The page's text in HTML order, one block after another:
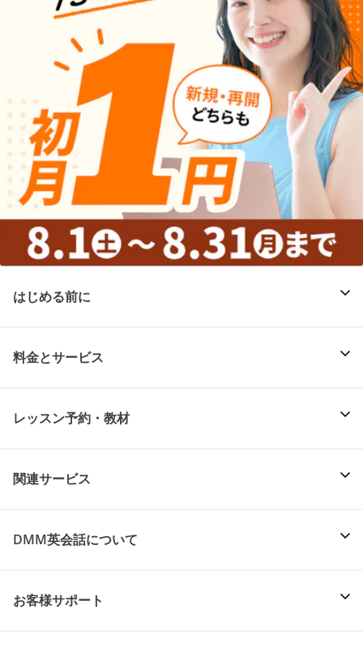
はじめる前に
料金とサービス
レッスン予約・教材
関連サービス
DMM英会話について
お客様サポート